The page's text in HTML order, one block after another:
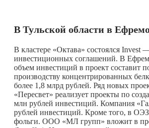
В Тульской области в
В кластере «Октава» состоялся Invest
инвестиционных соглашений. В
объем инвестиций в проект составит
производству концентрированных
более 1,8 млрд рублей. Ряд новых
«Пересвет» реализует проекты по
млн рублей инвестиций. Компания
рублей инвестиций. Кроме того, в ОЭЗ
фольги. ООО «МЛ групп» вложит в